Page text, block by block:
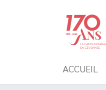
ACCUEIL